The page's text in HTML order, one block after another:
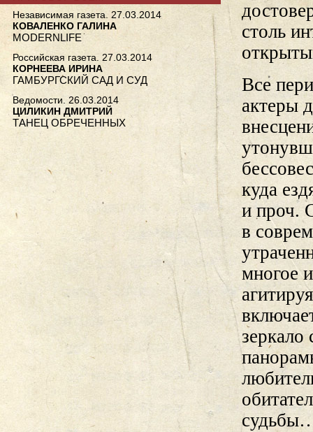
столь
Все
актеры
куда
и проч.
в
многое
зеркало
Независимая газета. 27.03.2014
КОВАЛЕНКО ГАЛИНА
MODERNLIFE
Российская газета. 27.03.2014
КОРНЕЕВА ИРИНА
ГАМБУРГСКИЙ САД И СУД
Ведомости. 26.03.2014
ЦИЛИКИН ДМИТРИЙ
ТАНЕЦ ОБРЕЧЕННЫХ